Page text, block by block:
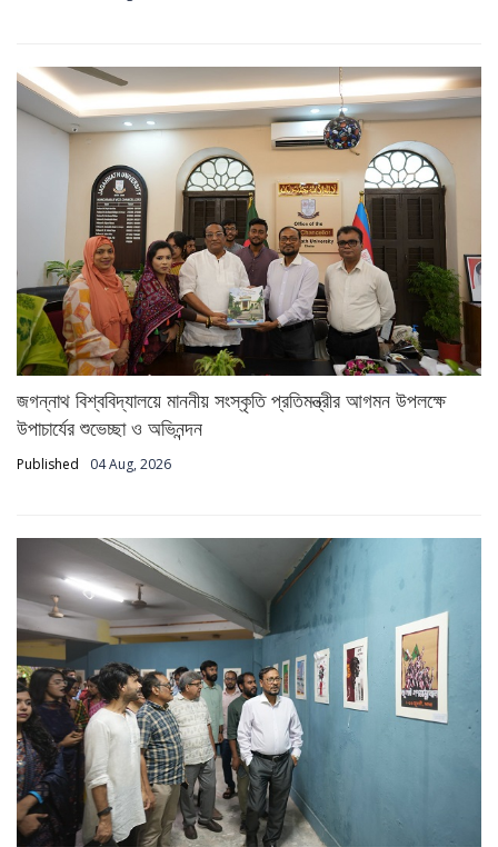
জগন্নাথ বিশ্ববিদ্যালয়ে মাননীয় সংস্কৃতি প্রতিমন্ত্রীর আগমন উপলক্ষে
উপাচার্যের শুভেচ্ছা ও অভিনন্দন
Published 04 Aug, 2026